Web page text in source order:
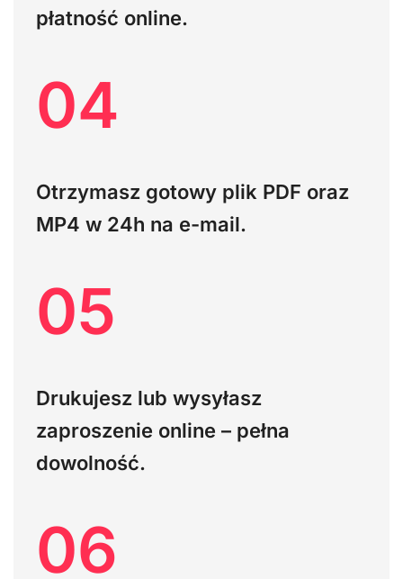
płatność online.
04
Otrzymasz gotowy plik PDF oraz
MP4 w 24h na e-mail.
05
Drukujesz lub wysyłasz
zaproszenie online – pełna
dowolność.
06